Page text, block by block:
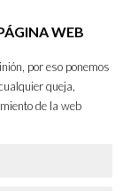
WEB
por eso ponemos
queja,
de la web